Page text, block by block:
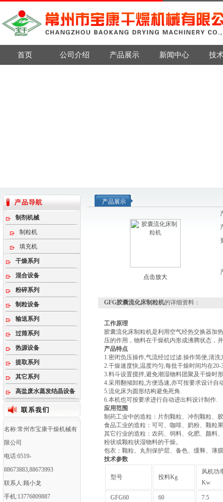
首页 公司介绍 产品展示 新闻中心 技
制剂机械
制粒机
填充机
干燥系列
混合设备
粉碎系列
制粒设备
输送系列
过筛系列
热源设备
提取系列
其它系列
高盐废水蒸发结晶设备
名称:常州市宝康干燥机械有
限公司
电话:0519-
88673883,88673993
联系人:顾小龙
手机:13776809887
产品展示
点击放大
GFG胶囊流化床制粒机的详细资料：
工作原理
胶囊流化床制粒机是利用空气经热交换器加
压的作用，物料在干燥机内形成沸腾状态，
产品特点
1.密闭负压操作,气流经过过滤.操作简便,清
2.干燥速度快,温度均匀,每批干燥时间均在20-
3.料斗设置搅拌,避免潮湿物料团聚及干燥时
4.采用翻倾卸粒,方便迅速,亦可按要求设计自
5.流化床为圆形结构避免死角.
6.本机也可按要求进行自动进出料设计制作.
应用范围
制药工业中的造粒：片剂颗粒、冲剂颗粒、
食品工业的造粒：可可、咖啡、奶粉、颗粒
其它行业的造粒：农药、饲料、化肥、颜料
粉状或颗粒状湿物料的干燥。
包衣：颗粒、丸剂保护层、备色、缓释、薄
技术参数
型号 投料Kg
风机功
Kw
GFG60 60 7.5